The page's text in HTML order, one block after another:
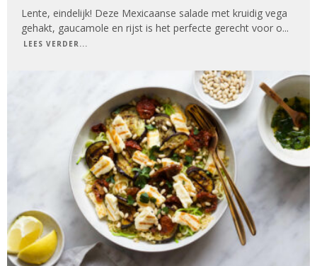
Lente, eindelijk! Deze Mexicaanse salade met kruidig vega
gehakt, gaucamole en rijst is het perfecte gerecht voor o...
LEES VERDER...